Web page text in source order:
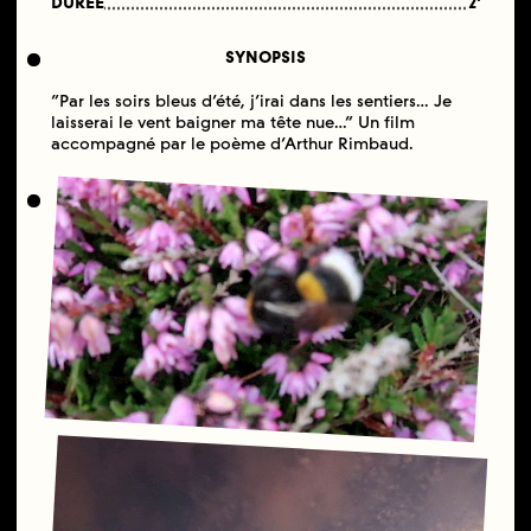
SYNOPSIS
“Par les soirs bleus d’été, j’irai dans les sentiers… Je
laisserai le vent baigner ma tête nue…” Un film
accompagné par le poème d’Arthur Rimbaud.